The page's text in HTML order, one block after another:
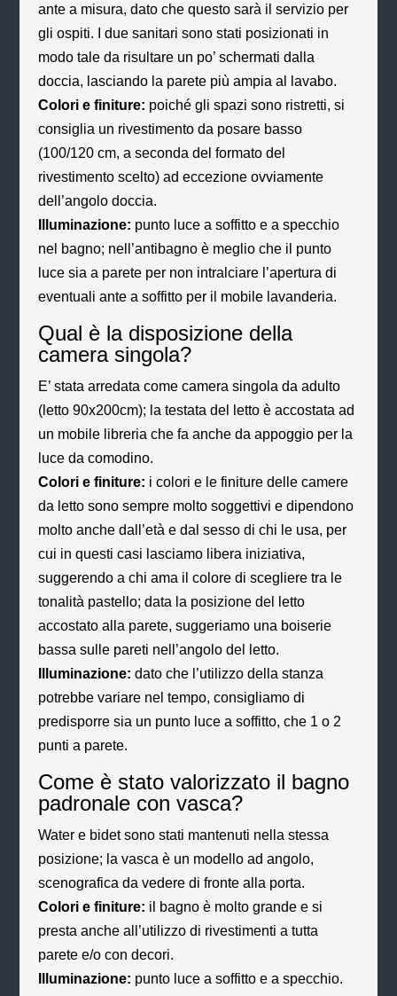
ante a misura, dato che questo sarà il servizio per
gli ospiti. I due sanitari sono stati posizionati in
modo tale da risultare un po’ schermati dalla
doccia, lasciando la parete più ampia al lavabo.
Colori e finiture: poiché gli spazi sono ristretti, si
consiglia un rivestimento da posare basso
(100/120 cm, a seconda del formato del
rivestimento scelto) ad eccezione ovviamente
dell’angolo doccia.
Illuminazione: punto luce a soffitto e a specchio
nel bagno; nell’antibagno è meglio che il punto
luce sia a parete per non intralciare l’apertura di
eventuali ante a soffitto per il mobile lavanderia.
Qual è la disposizione della
camera singola?
E’ stata arredata come camera singola da adulto
(letto 90x200cm); la testata del letto è accostata ad
un mobile libreria che fa anche da appoggio per la
luce da comodino.
Colori e finiture: i colori e le finiture delle camere
da letto sono sempre molto soggettivi e dipendono
molto anche dall’età e dal sesso di chi le usa, per
cui in questi casi lasciamo libera iniziativa,
suggerendo a chi ama il colore di scegliere tra le
tonalità pastello; data la posizione del letto
accostato alla parete, suggeriamo una boiserie
bassa sulle pareti nell’angolo del letto.
Illuminazione: dato che l’utilizzo della stanza
potrebbe variare nel tempo, consigliamo di
predisporre sia un punto luce a soffitto, che 1 o 2
punti a parete.
Come è stato valorizzato il bagno
padronale con vasca?
Water e bidet sono stati mantenuti nella stessa
posizione; la vasca è un modello ad angolo,
scenografica da vedere di fronte alla porta.
Colori e finiture: il bagno è molto grande e si
presta anche all’utilizzo di rivestimenti a tutta
parete e/o con decori.
Illuminazione: punto luce a soffitto e a specchio.